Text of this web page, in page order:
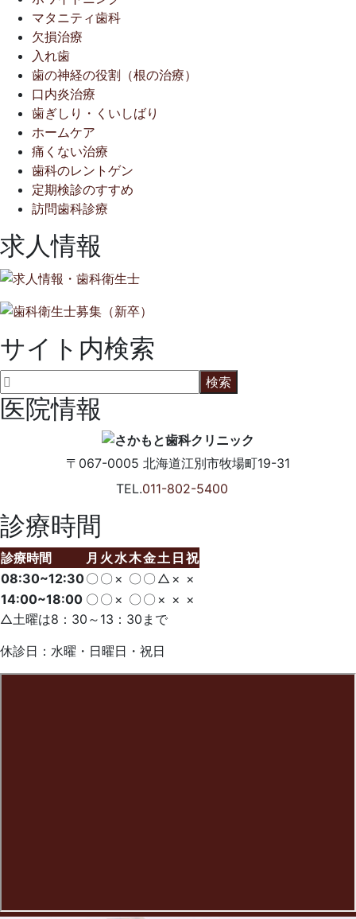
マタニティ歯科
欠損治療
入れ歯
歯の神経の役割（根の治療）
口内炎治療
歯ぎしり・くいしばり
ホームケア
痛くない治療
歯科のレントゲン
定期検診のすすめ
訪問歯科診療
求人情報
サイト内検索
医院情報
〒067-0005 北海道江別市牧場町19-31
TEL.011-802-5400
診療時間
診療時間 月 火水木金土 日 祝
08:30~12:30〇 〇 × 〇 〇 △ × ×
14:00~18:00 〇 〇 × 〇 〇 × × ×
△土曜は8：30～13：30まで
休診日：水曜・日曜日・祝日